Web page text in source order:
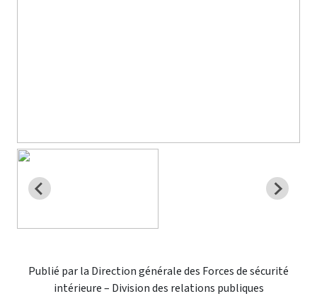
Publié par la Direction générale des Forces de sécurité
intérieure – Division des relations publiques